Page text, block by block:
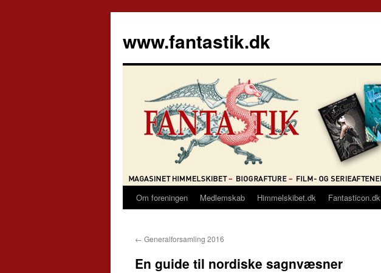
indhold
www.fantastik.dk
Om foreningen Medlemskab Himmelskibet.dk Fantasticon.dk
← Generalforsamling 2016
En guide til nordiske sagnvæsner